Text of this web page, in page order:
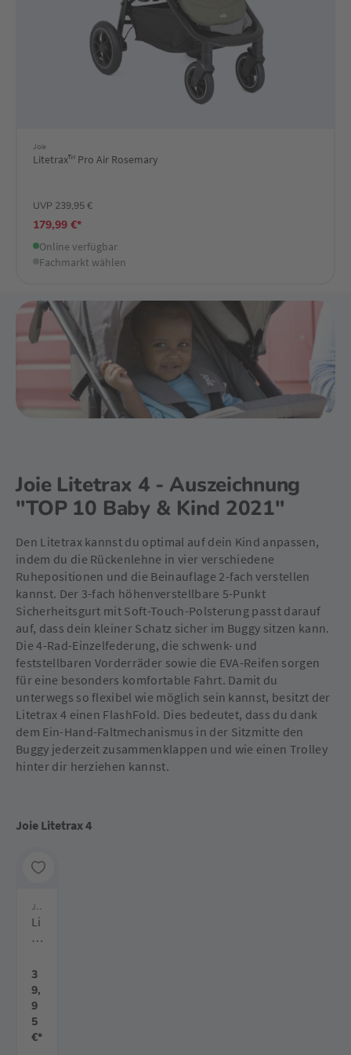
Joie
Litetrax™ Pro Air Rosemary
UVP 239,95 €
179,99 €*
Online verfügbar
Fachmarkt wählen
Joie Litetrax 4 - Auszeichnung
"TOP 10 Baby & Kind 2021"
Den Litetrax kannst du optimal auf dein Kind anpassen,
indem du die Rückenlehne in vier verschiedene
Ruhepositionen und die Beinauflage 2-fach verstellen
kannst. Der 3-fach höhenverstellbare 5-Punkt
Sicherheitsgurt mit Soft-Touch-Polsterung passt darauf
auf, dass dein kleiner Schatz sicher im Buggy sitzen kann.
Die 4-Rad-Einzelfederung, die schwenk- und
feststellbaren Vorderräder sowie die EVA-Reifen sorgen
für eine besonders komfortable Fahrt. Damit du
unterwegs so flexibel wie möglich sein kannst, besitzt der
Litetrax 4 einen FlashFold. Dies bedeutet, dass du dank
dem Ein-Hand-Faltmechanismus in der Sitzmitte den
Buggy jederzeit zusammenklappen und wie einen Trolley
hinter dir herziehen kannst.
Joie Litetrax 4
Joie
Li
te
ax
F
u
ß
sa
3
9,
9
5
€*